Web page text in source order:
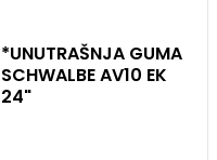
*UNUTRAŠNJA GUMA
SCHWALBE AV10 EK
24"